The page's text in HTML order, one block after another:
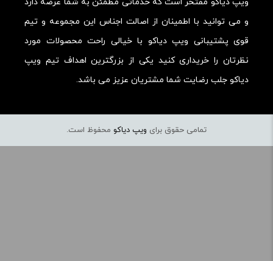
ویپ دیاکو مفتخر است که خدماتی مطمئن به شما عرضه دارد
و می توانید با اطمینان از اصالت اجناس این مجموعه و تیم
قوی پشتیبانی ویپ دیاکو با خیالی راحت محصولات مورد
نظرتان را خریداری کنید یکی از بزرگترین اهداف تیم ویپ
دیاکو جلب رضایت شما مشتریان عزیز می باشد.
تمامی حقوق برای ویپ دیاکو محفوظ است.